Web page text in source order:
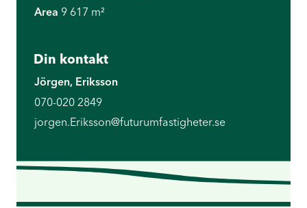
Area 9 617 m²
Din kontakt
Jörgen, Eriksson
070-020 2849
jorgen.Eriksson@futurumfastigheter.se